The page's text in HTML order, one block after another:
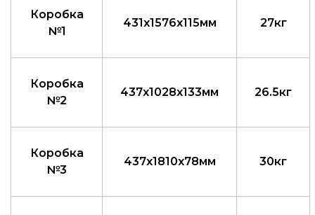
Коробка
№1
431x1576x115мм 27кг
Коробка
№2
437x1028x133мм 26.5кг
Коробка
№3
437x1810x78мм 30кг